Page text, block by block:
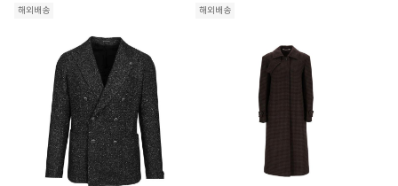
해외배송 해외배송